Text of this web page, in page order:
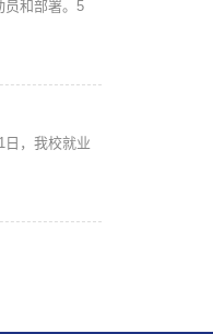
员和部署。5
日，我校就业